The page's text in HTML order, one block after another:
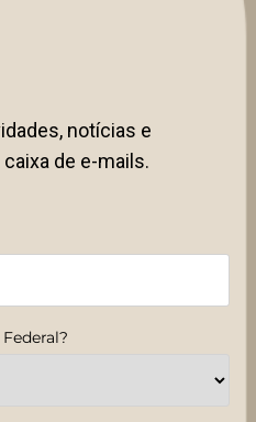
notícias e
de e-mails.